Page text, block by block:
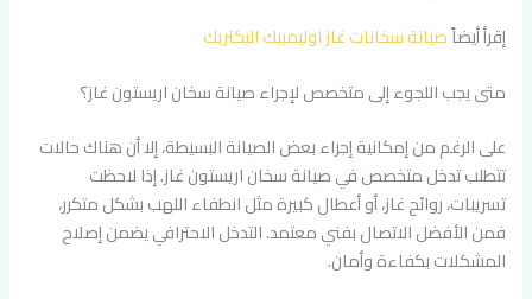
إقرأ أيضاًصيانة سخانات غاز اوليمبيك اليكتريك
متى يجب اللجوء إلى متخصص لإجراء صيانة سخان اريستون غاز؟
على الرغم من إمكانية إجراء بعض الصيانة البسيطة، إلا أن هناك حالات
تتطلب تدخل متخصص في صيانة سخان اريستون غاز. إذا لاحظت
تسريبات، روائح غاز، أو أعطال كبيرة مثل انطفاء اللهب بشكل متكرر،
فمن الأفضل الاتصال بفني معتمد. التدخل الاحترافي يضمن إصلاح
المشكلات بكفاءة وأمان.